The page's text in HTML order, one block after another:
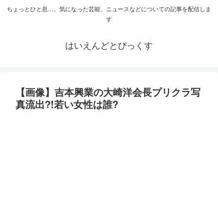
ちょっとひと息…。気になった芸能、ニュースなどについての記事を配信しま
す
はいえんどとぴっくす
【画像】吉本興業の大崎洋会長プリクラ写
真流出?!若い女性は誰?